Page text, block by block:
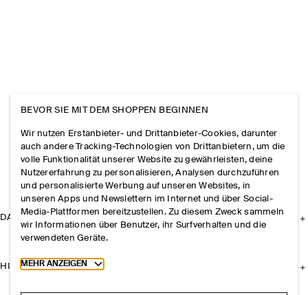
DAS UNTERNEHMEN
HILFE
BEVOR SIE MIT DEM SHOPPEN BEGINNEN
Wir nutzen Erstanbieter- und Drittanbieter-Cookies, darunter
auch andere Tracking-Technologien von Drittanbietern, um die
volle Funktionalität unserer Website zu gewährleisten, deine
Nutzererfahrung zu personalisieren, Analysen durchzuführen
und personalisierte Werbung auf unseren Websites, in
unseren Apps und Newslettern im Internet und über Social-
Media-Plattformen bereitzustellen. Zu diesem Zweck sammeln
wir Informationen über Benutzer, ihr Surfverhalten und die
verwendeten Geräte.
Toggle more cookie information
MEHR ANZEIGEN